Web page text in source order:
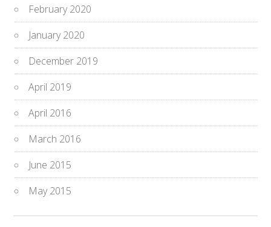
February 2020
January 2020
December 2019
April 2019
April 2016
March 2016
June 2015
May 2015